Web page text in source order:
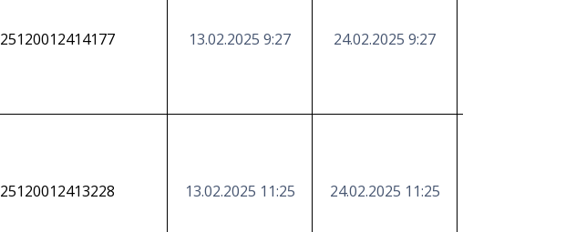
25120012414177 13.02.2025 9:27 24.02.2025 9:27
25120012413228 13.02.2025 11:25 24.02.2025 11:25